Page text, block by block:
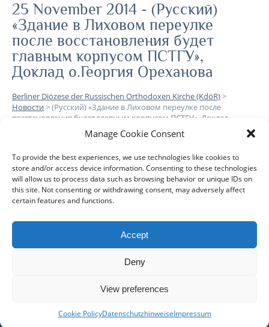
Manage Cookie Consent
To provide the best experiences, we use technologies like cookies to
store and/or access device information. Consenting to these technologies
will allow us to process data such as browsing behavior or unique IDs on
this site. Not consenting or withdrawing consent, may adversely affect
certain features and functions.
Accept
Deny
View preferences
Cookie PolicyDatenschutzhinweiseImpressum
25 November 2014 - (Русский)
«Здание в Лиховом переулке
после восстановления будет
главным корпусом ПСТГУ»,
Доклад о.Георгия Ореханова
Berliner Diözese der Russischen Orthodoxen Kirche (KdöR)>
Новости >(Русский) «Здание в Лиховом переулке после
восстановления будет главным корпусом ПСТГУ», Доклад
о.Георгия Ореханова
Leider ist der Eintrag nur aufРусскийverfügbar.
DIÖZESE IMPRESSUM
vorbehalten